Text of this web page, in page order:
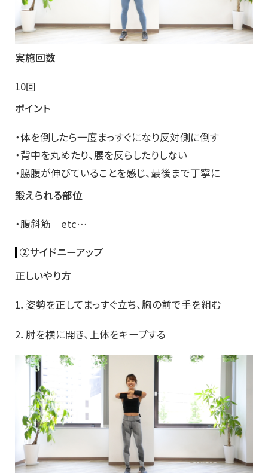
実施回数
10回
ポイント
・体を倒したら一度まっすぐになり反対側に倒す
・背中を丸めたり、腰を反らしたりしない
・脇腹が伸びていることを感じ、最後まで丁寧に
鍛えられる部位
・腹斜筋 etc…
②サイドニーアップ
正しいやり方
1．姿勢を正してまっすぐ立ち、胸の前で手を組む
2．肘を横に開き、上体をキープする